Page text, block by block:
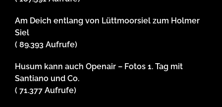
Am Deich entlang von Lüttmoorsiel zum Holmer
Siel
( 89.393 Aufrufe)
Husum kann auch Openair – Fotos 1. Tag mit
Santiano und Co.
( 71.377 Aufrufe)